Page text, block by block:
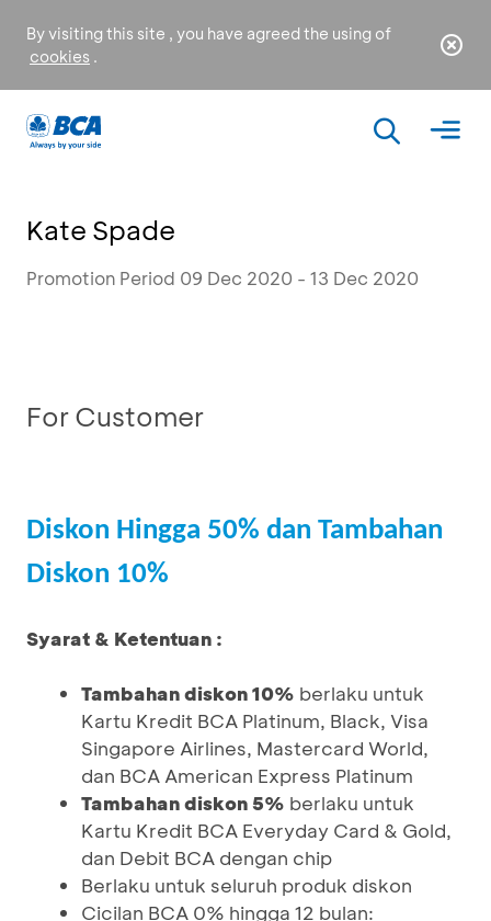
By visiting this site , you have agreed the using of
cookies .
Kate Spade
Promotion Period 09 Dec 2020 - 13 Dec 2020
For Customer
Diskon Hingga 50% dan Tambahan
Diskon 10%
Syarat & Ketentuan :
Tambahan diskon 10% berlaku untuk
Kartu Kredit BCA Platinum, Black, Visa
Singapore Airlines, Mastercard World,
dan BCA American Express Platinum
Tambahan diskon 5% berlaku untuk
Kartu Kredit BCA Everyday Card & Gold,
dan Debit BCA dengan chip
Berlaku untuk seluruh produk diskon
Cicilan BCA 0% hingga 12 bulan: